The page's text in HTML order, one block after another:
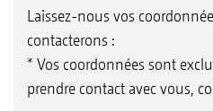
Laissez-nous vos
contacterons :
* Vos coordonnées sont
prendre contact avec vous,